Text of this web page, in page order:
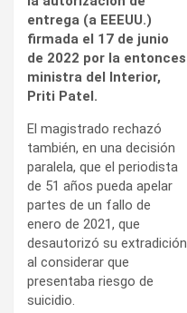
entrega (a EEEUU.)
firmada el 17 de junio
de 2022 por la entonces
ministra del Interior,
Priti Patel.
El magistrado rechazó
también, en una decisión
paralela, que el periodista
de 51 años pueda apelar
partes de un fallo de
enero de 2021, que
desautorizó su extradición
al considerar que
presentaba riesgo de
suicidio.